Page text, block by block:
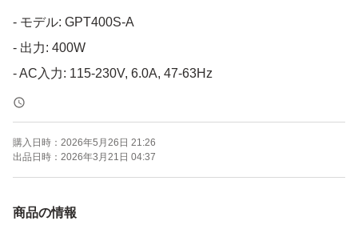
- モデル: GPT400S-A
- 出力: 400W
- AC入力: 115-230V, 6.0A, 47-63Hz
- DC出力: +3.3V, +5V, +12V
- 効率: 80%
電圧チェッカーで電源の出力確認、ファンの異音なし正常
購入日時： 2026年5月26日 21:26
出品日時： 2026年3月21日 04:37
商品の情報